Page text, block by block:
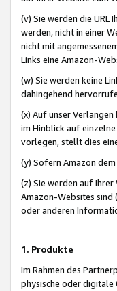
(v) Sie werden die URL
werden, nicht in einer
nicht mit
Links eine Amazon-
(w) Sie werden keine
dahingehend
(x) Auf unser
im Hinblick auf
vorlegen, stellt dies
(y) Sofern Amazon
(z) Sie werden auf
Amazon-Websites sind
oder anderen
1. Produkte
Im Rahmen des
physische oder